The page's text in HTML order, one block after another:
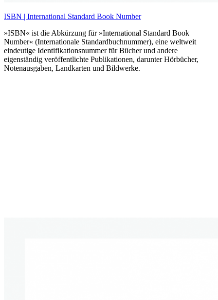
ISBN | International Standard Book Number
»ISBN« ist die Abkürzung für »International Standard Book
Number« (Internationale Standardbuchnummer), eine weltweit
eindeutige Identifikationsnummer für Bücher und andere
eigenständig veröffentlichte Publikationen, darunter Hörbücher,
Notenausgaben, Landkarten und Bildwerke.